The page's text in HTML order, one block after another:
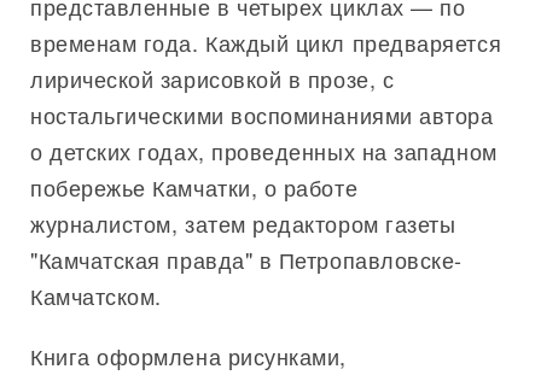
временам года. Каждый цикл предваряется
лирической зарисовкой в прозе, с
ностальгическими воспоминаниями автора
о детских годах, проведенных на западном
побережье Камчатки, о работе
журналистом, затем редактором газеты
"Камчатская правда" в Петропавловске-
Камчатском.
Книга оформлена рисунками,